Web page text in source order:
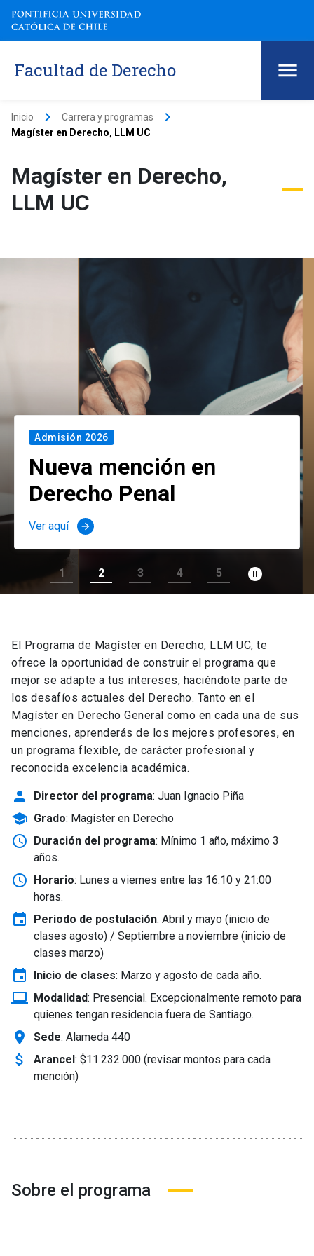
Facultad de Derecho
Inicio keyboard_arrow_right Carrera y programas keyboard_arrow_right
Magíster en Derecho, LLM UC
Magíster en Derecho,
LLM UC
Admisión 2026
Nueva mención en
Derecho Penal
Ver aquí arrow_forward
1 2 3 4 5 pause_circle_filled
El Programa de Magíster en Derecho, LLM UC, te
ofrece la oportunidad de construir el programa que
mejor se adapte a tus intereses, haciéndote parte de
los desafíos actuales del Derecho. Tanto en el
Magíster en Derecho General como en cada una de sus
menciones, aprenderás de los mejores profesores, en
un programa flexible, de carácter profesional y
reconocida excelencia académica.
person Director del programa: Juan Ignacio Piña
school Grado: Magíster en Derecho
schedule Duración del programa: Mínimo 1 año, máximo 3
años.
schedule Horario: Lunes a viernes entre las 16:10 y 21:00
horas.
event Periodo de postulación: Abril y mayo (inicio de
clases agosto) / Septiembre a noviembre (inicio de
clases marzo)
event Inicio de clases: Marzo y agosto de cada año.
laptop_windows Modalidad: Presencial. Excepcionalmente remoto para
quienes tengan residencia fuera de Santiago.
location_on Sede: Alameda 440
attach_money Arancel: $11.232.000 (revisar montos para cada
mención)
Sobre el programa